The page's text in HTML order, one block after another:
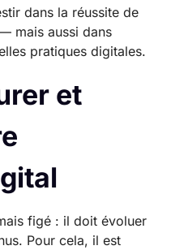
dans la réussite de
mais aussi dans
pratiques digitales.
et
figé : il doit évoluer
Pour cela, il est